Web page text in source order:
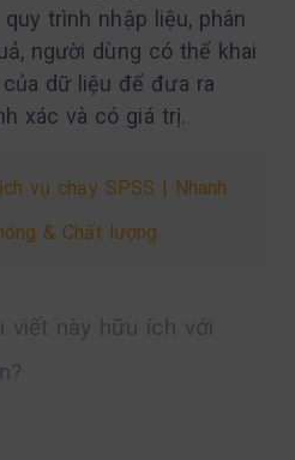
trình nhập liệu, phân
người dùng có thể khai
dữ liệu để đưa ra
xác và có giá trị.
vụ chạy SPSS | Nhanh
& Chất lượng